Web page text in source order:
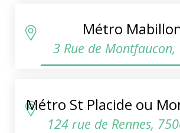
Métro
3 Rue de
Métro St Placide ou
124 rue de Rennes,